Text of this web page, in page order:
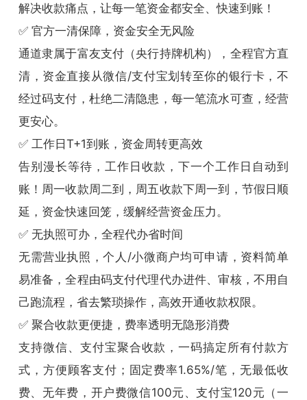
解决收款痛点，让每一笔资金都安全、快速到账！
✅ 官方一清保障，资金安全无风险
通道隶属于富友支付（央行持牌机构），全程官方直
清，资金直接从微信/支付宝划转至你的银行卡，不
经过码支付，杜绝二清隐患，每一笔流水可查，经营
更安心。
✅ 工作日T+1到账，资金周转更高效
告别漫长等待，工作日收款，下一个工作日自动到
账！周一收款周二到，周五收款下周一到，节假日顺
延，资金快速回笼，缓解经营资金压力。
✅ 无执照可办，全程代办省时间
无需营业执照，个人/小微商户均可申请，资料简单
易准备，全程由码支付代理代办进件、审核，不用自
己跑流程，省去繁琐操作，高效开通收款权限。
✅ 聚合收款更便捷，费率透明无隐形消费
支持微信、支付宝聚合收款，一码搞定所有付款方
式，方便顾客支付；固定费率1.65%/笔，无最低收
费、无年费，开户费微信100元、支付宝120元（一